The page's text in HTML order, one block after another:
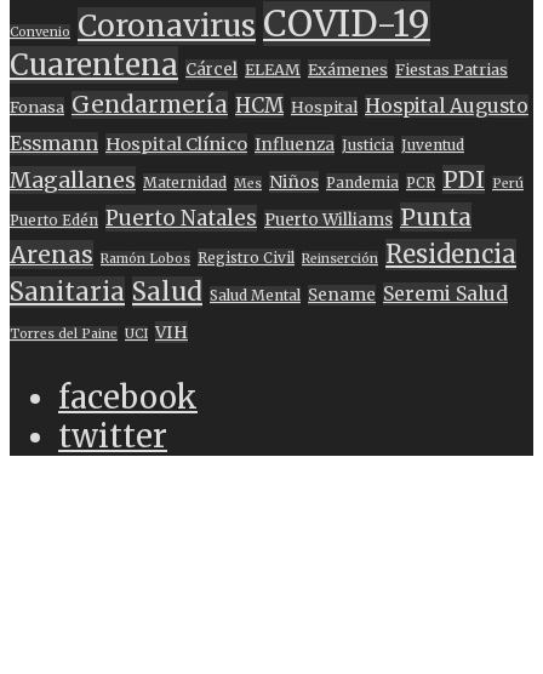
Convenio Coronavirus COVID-19
Cuarentena Cárcel ELEAM Exámenes Fiestas Patrias
Fonasa Gendarmería HCM Hospital Hospital Augusto
Essmann Hospital Clínico Influenza Justicia Juventud
Magallanes Maternidad Mes Niños Pandemia PCR PDI Perú
Puerto Edén Puerto Natales Puerto Williams Punta
Arenas Ramón Lobos Registro Civil Reinserción Residencia
Sanitaria Salud Salud Mental Sename Seremi Salud
Torres del Paine UCI VIH
facebook
twitter